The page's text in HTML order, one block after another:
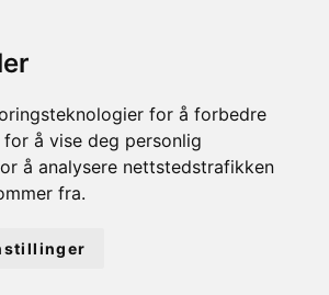
for å forbedre
å vise deg personlig
å analysere nettstedstrafikken
fra.